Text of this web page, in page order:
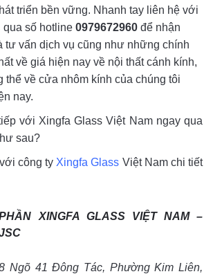
triển bền vững. Nhanh tay liên hệ với
qua số hotline 0979672960 để nhận
vấn dịch vụ cũng như những chính
về giá hiện nay về nội thất cánh kính,
thể về cửa nhôm kính của chúng tôi
nay.
với Xingfa Glass Việt Nam ngay qua
sau?
công ty Xingfa Glass Việt Nam chi tiết
XINGFA GLASS VIỆT NAM –
Ngõ 41 Đông Tác, Phường Kim Liên,